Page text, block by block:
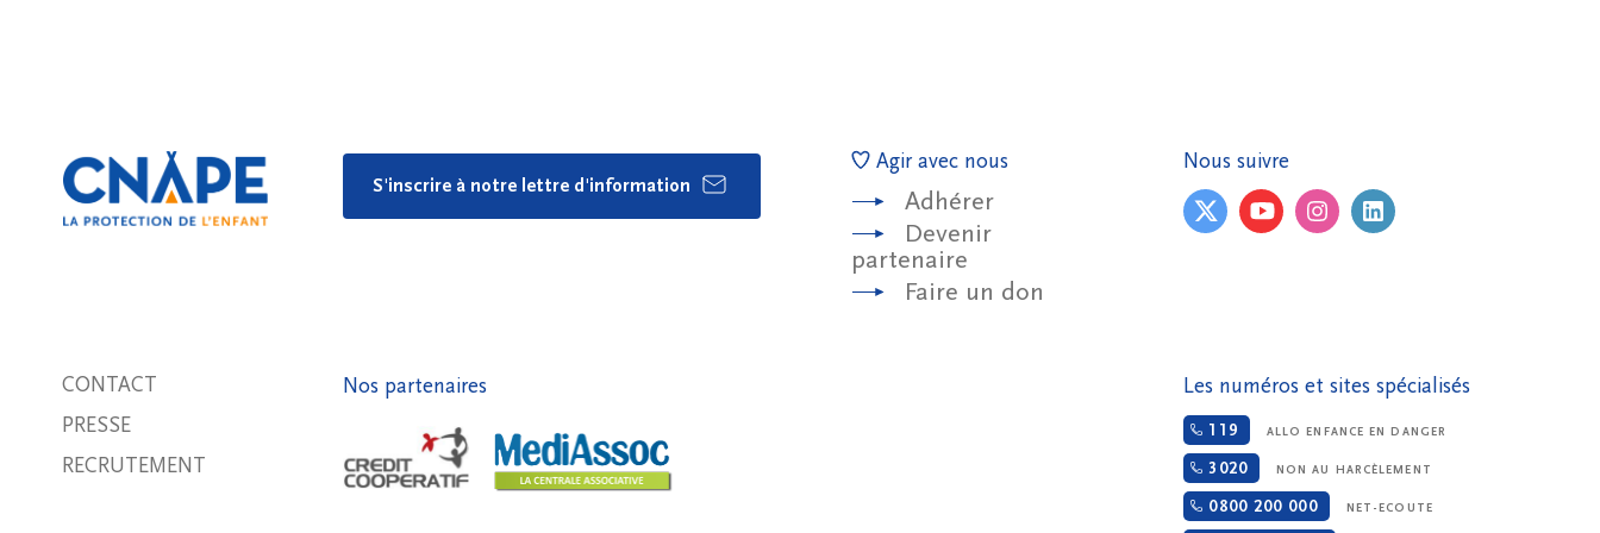
S'inscrire à notre lettre d'information
Agir avec nous
Adhérer
Devenir
partenaire
Faire un don
Nous suivre
CONTACT
PRESSE
RECRUTEMENT
Nos partenaires Les numéros et sites spécialisés
119 ALLO ENFANCE EN DANGER
3020 NON AU HARCÈLEMENT
0800 200 000 NET-ECOUTE